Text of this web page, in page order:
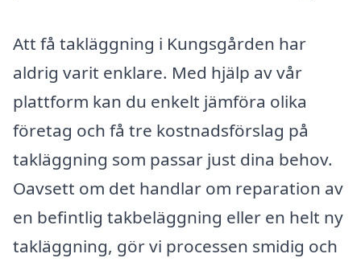
Att få takläggning i Kungsgården har
aldrig varit enklare. Med hjälp av vår
plattform kan du enkelt jämföra olika
företag och få tre kostnadsförslag på
takläggning som passar just dina behov.
Oavsett om det handlar om reparation av
en befintlig takbeläggning eller en helt ny
takläggning, gör vi processen smidig och